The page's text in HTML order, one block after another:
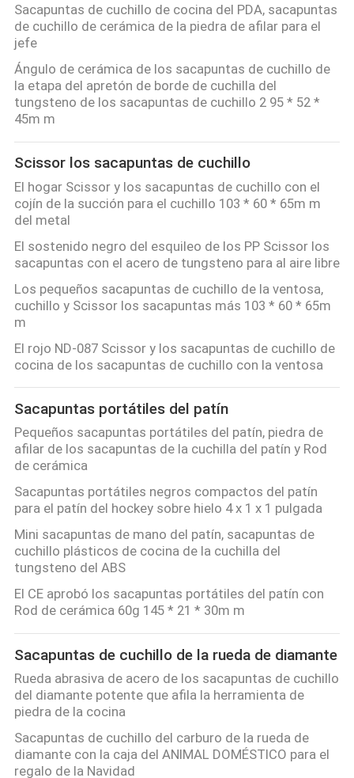
Sacapuntas de cuchillo de cocina del PDA, sacapuntas
de cuchillo de cerámica de la piedra de afilar para el
jefe
Ángulo de cerámica de los sacapuntas de cuchillo de
la etapa del apretón de borde de cuchilla del
tungsteno de los sacapuntas de cuchillo 2 95 * 52 *
45m m
Scissor los sacapuntas de cuchillo
El hogar Scissor y los sacapuntas de cuchillo con el
cojín de la succión para el cuchillo 103 * 60 * 65m m
del metal
El sostenido negro del esquileo de los PP Scissor los
sacapuntas con el acero de tungsteno para al aire libre
Los pequeños sacapuntas de cuchillo de la ventosa,
cuchillo y Scissor los sacapuntas más 103 * 60 * 65m
m
El rojo ND-087 Scissor y los sacapuntas de cuchillo de
cocina de los sacapuntas de cuchillo con la ventosa
Sacapuntas portátiles del patín
Pequeños sacapuntas portátiles del patín, piedra de
afilar de los sacapuntas de la cuchilla del patín y Rod
de cerámica
Sacapuntas portátiles negros compactos del patín
para el patín del hockey sobre hielo 4 x 1 x 1 pulgada
Mini sacapuntas de mano del patín, sacapuntas de
cuchillo plásticos de cocina de la cuchilla del
tungsteno del ABS
El CE aprobó los sacapuntas portátiles del patín con
Rod de cerámica 60g 145 * 21 * 30m m
Sacapuntas de cuchillo de la rueda de diamante
Rueda abrasiva de acero de los sacapuntas de cuchillo
del diamante potente que afila la herramienta de
piedra de la cocina
Sacapuntas de cuchillo del carburo de la rueda de
diamante con la caja del ANIMAL DOMÉSTICO para el
regalo de la Navidad